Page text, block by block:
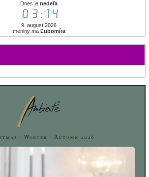
Dnes je nedeľa
03:14
9. august 2026
meniny má Ľubomíra